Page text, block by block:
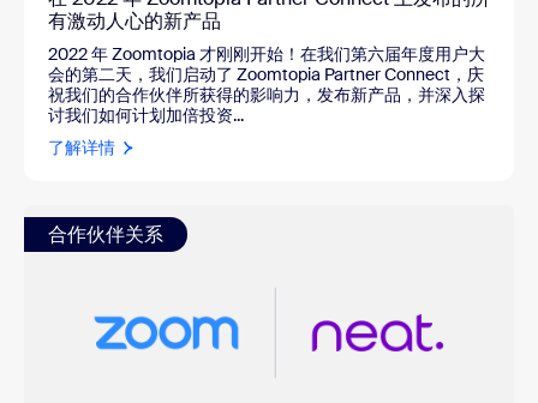
有激动人心的新产品
2022 年 Zoomtopia 才刚刚开始！在我们第六届年度用户大
会的第二天，我们启动了 Zoomtopia Partner Connect，庆
祝我们的合作伙伴所获得的影响力，发布新产品，并深入探
讨我们如何计划加倍投资...
了解详情
合作伙伴关系